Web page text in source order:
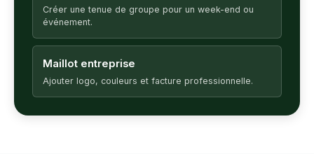
Créer une tenue de groupe pour un week-end ou
événement.
Maillot entreprise
Ajouter logo, couleurs et facture professionnelle.